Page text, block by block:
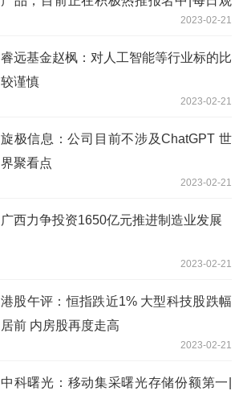
2023-02-21
睿远基金赵枫：对人工智能等行业标的比
较谨慎
2023-02-21
旋极信息：公司目前不涉及ChatGPT 世
界聚看点
2023-02-21
广西力争投资1650亿元推进制造业发展
2023-02-21
港股午评：恒指跌近1% 大型科技股跌幅
居前 内房股再度走高
2023-02-21
中科曙光：移动集采曙光存储份额第一|